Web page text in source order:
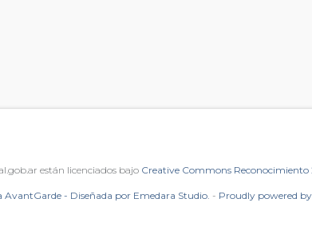
están licenciados bajo Creative Commons Reconocimiento
AvantGarde - Diseñada por Emedara Studio. - Proudly powered